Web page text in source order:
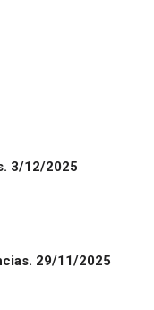
3/12/2025
29/11/2025